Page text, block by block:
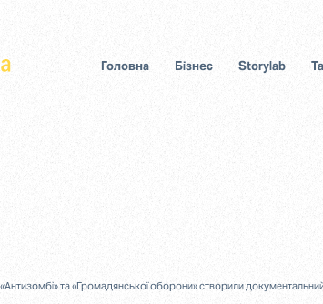
Головна Бізнес Storylab
та «Громадянської оборони» створили